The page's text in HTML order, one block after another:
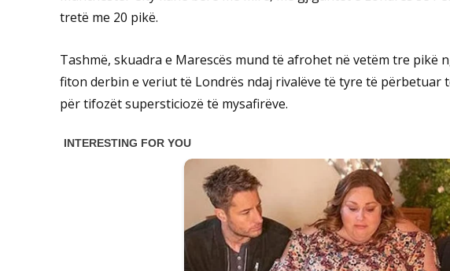
tretë me 20 pikë.
Tashmë, skuadra e Marescës mund të afrohet në vetëm tre pikë
fiton derbin e veriut të Londrës ndaj rivalëve të tyre të përbetuar
për tifozët supersticiozë të mysafirëve.